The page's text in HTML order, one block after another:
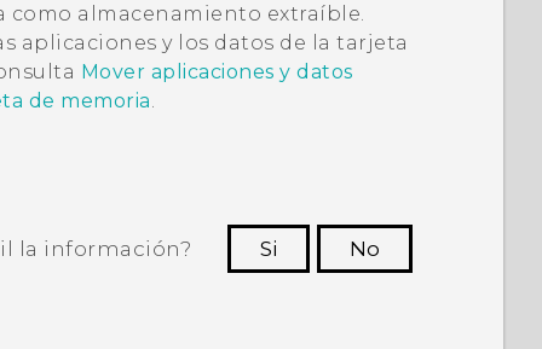
almacenamiento extraíble.
aplicaciones y los datos de la tarjeta
Mover aplicaciones y datos
de memoria
la información? Si
No